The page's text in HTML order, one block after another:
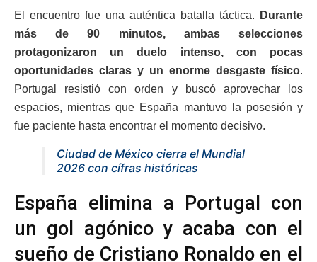
El encuentro fue una auténtica batalla táctica.
Durante
más de 90 minutos, ambas selecciones
protagonizaron un duelo intenso, con pocas
oportunidades claras y un enorme desgaste físico.
Portugal resistió con orden y buscó aprovechar los
espacios, mientras que España mantuvo la posesión y
fue paciente hasta encontrar el momento decisivo.
Ciudad de México cierra el Mundial
2026 con cífras históricas
España elimina a Portugal con
un gol agónico y acaba con el
sueño de Cristiano Ronaldo en el